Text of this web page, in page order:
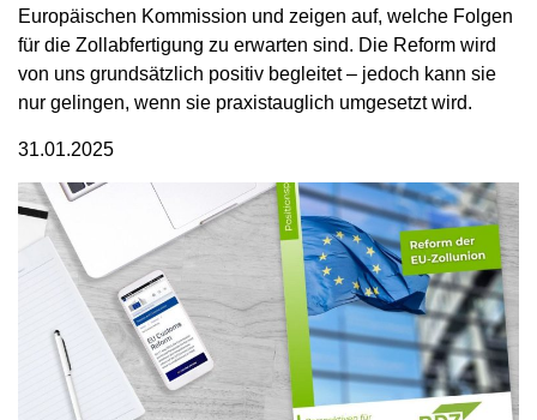
Europäischen Kommission und zeigen auf, welche Folgen
für die Zollabfertigung zu erwarten sind. Die Reform wird
von uns grundsätzlich positiv begleitet – jedoch kann sie
nur gelingen, wenn sie praxistauglich umgesetzt wird.
31.01.2025